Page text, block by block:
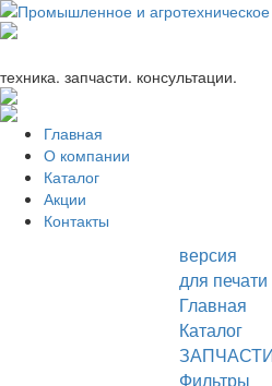
техника. запчасти. консультации.
Главная
О компании
Каталог
Акции
Контакты
версия
для печати
Главная
Каталог
Фильтры